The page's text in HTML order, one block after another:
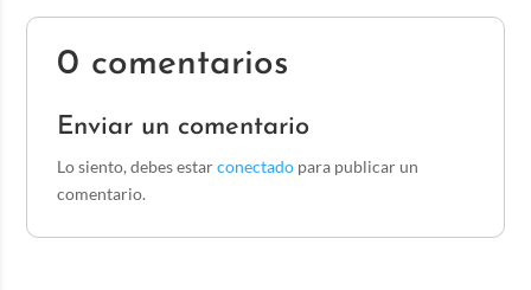
0 comentarios
Enviar un comentario
Lo siento, debes estarconectado para publicar un
comentario.